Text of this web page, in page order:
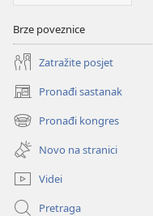
Brze poveznice
Zatražite posjet
Pronađi sastanak
(otvara
se
novi
prozor)
Pronađi kongres
(otvara
se
novi
prozor)
Novo na stranici
Videi
Pretraga